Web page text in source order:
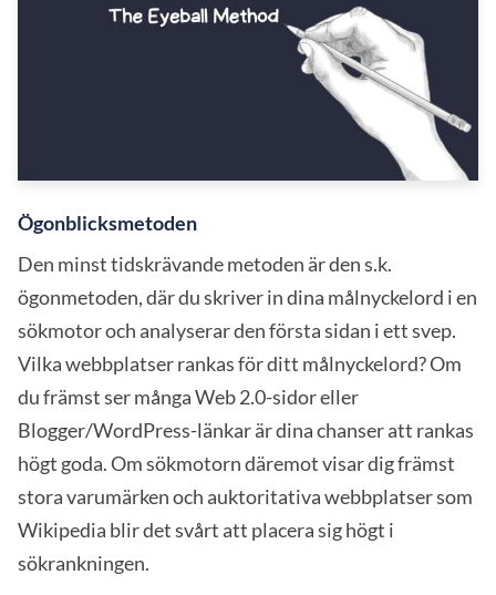
Ögonblicksmetoden
Den minst tidskrävande metoden är den s.k.
ögonmetoden, där du skriver in dina målnyckelord i en
sökmotor och analyserar den första sidan i ett svep.
Vilka webbplatser rankas för ditt målnyckelord? Om
du främst ser många Web 2.0-sidor eller
Blogger/WordPress-länkar är dina chanser att rankas
högt goda. Om sökmotorn däremot visar dig främst
stora varumärken och auktoritativa webbplatser som
Wikipedia blir det svårt att placera sig högt i
sökrankningen.